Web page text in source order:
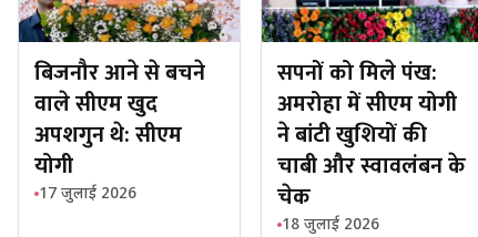
बिजनौर आने से बचने
वाले सीएम खुद
अपशगुन थे: सीएम
योगी
17 जुलाई 2026
सपनों को मिले पंख:
अमरोहा में सीएम योगी
ने बांटी खुशियों की
चाबी और स्वावलंबन के
चेक
18 जुलाई 2026